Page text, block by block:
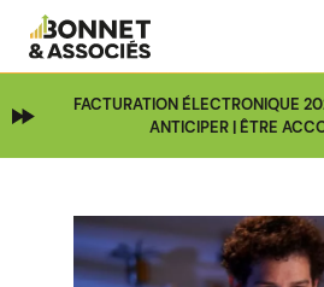
FACTURATION ÉLECTRONIQUE
ANTICIPER | ÊTRE